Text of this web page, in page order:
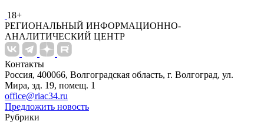
18+
РЕГИОНАЛЬНЫЙ ИНФОРМАЦИОННО-
АНАЛИТИЧЕСКИЙ ЦЕНТР
Контакты
Россия, 400066, Волгоградская область, г. Волгоград, ул.
Мира, зд. 19, помещ. 1
office@riac34.ru
Предложить новость
Рубрики